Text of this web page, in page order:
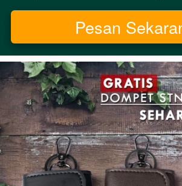
Pesan